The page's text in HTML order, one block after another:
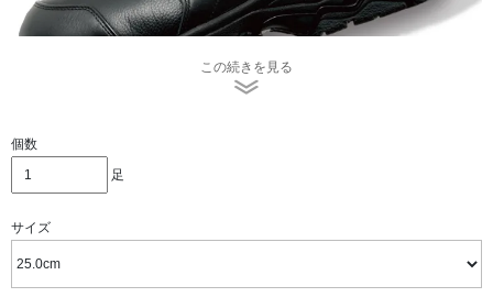
に。
歩き遍路の経験者であり、靴の専門家がオススメするウォ
ーキングシューズです。
足幅が「F」と男性向けになっております。
この続きを見る
個数
足
サイズ